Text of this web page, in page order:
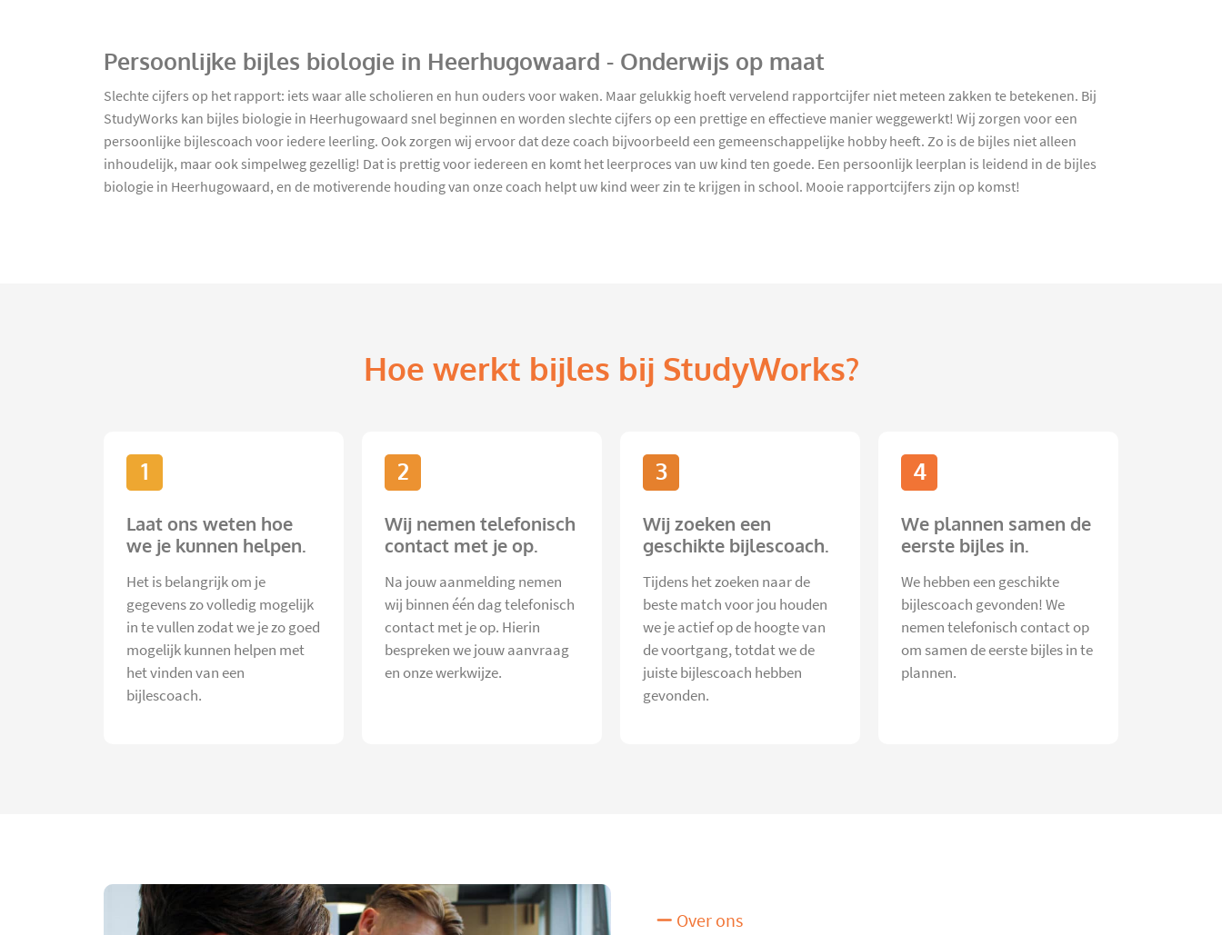
Persoonlijke bijles biologie in Heerhugowaard - Onderwijs op maat
Slechte cijfers op het rapport: iets waar alle scholieren en hun ouders voor waken. Maar gelukkig hoeft vervelend rapportcijfer niet meteen zakken te betekenen. Bij
StudyWorks kan bijles biologie in Heerhugowaard snel beginnen en worden slechte cijfers op een prettige en effectieve manier weggewerkt! Wij zorgen voor een
persoonlijke bijlescoach voor iedere leerling. Ook zorgen wij ervoor dat deze coach bijvoorbeeld een gemeenschappelijke hobby heeft. Zo is de bijles niet alleen
inhoudelijk, maar ook simpelweg gezellig! Dat is prettig voor iedereen en komt het leerproces van uw kind ten goede. Een persoonlijk leerplan is leidend in de bijles
biologie in Heerhugowaard, en de motiverende houding van onze coach helpt uw kind weer zin te krijgen in school. Mooie rapportcijfers zijn op komst!
Hoe werkt bijles bij StudyWorks?
1
Laat ons weten hoe
we je kunnen helpen.
Het is belangrijk om je
gegevens zo volledig mogelijk
in te vullen zodat we je zo goed
mogelijk kunnen helpen met
het vinden van een
bijlescoach.
2
Wij nemen telefonisch
contact met je op.
Na jouw aanmelding nemen
wij binnen één dag telefonisch
contact met je op. Hierin
bespreken we jouw aanvraag
en onze werkwijze.
3
Wij zoeken een
geschikte bijlescoach.
Tijdens het zoeken naar de
beste match voor jou houden
we je actief op de hoogte van
de voortgang, totdat we de
juiste bijlescoach hebben
gevonden.
4
We plannen samen de
eerste bijles in.
We hebben een geschikte
bijlescoach gevonden! We
nemen telefonisch contact op
om samen de eerste bijles in te
plannen.
Over ons